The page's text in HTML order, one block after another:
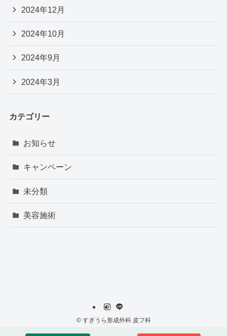
2024年12月
2024年10月
2024年9月
2024年3月
カテゴリー
お知らせ
キャンペーン
未分類
美容施術
©すぎうら形成外科 皮フ科